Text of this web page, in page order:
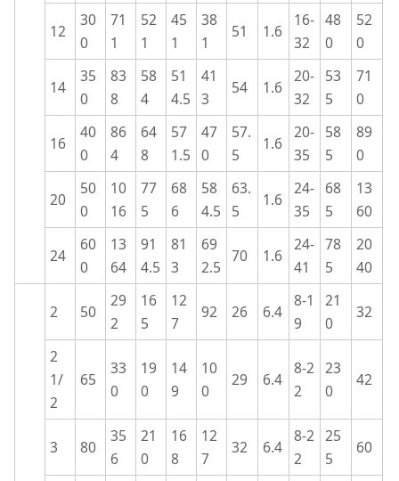
12
30
0
71
1
52
1
45
1
38
1
51 1.6
16-
32
48
0
52
0
14
35
0
83
8
58
4
51
4.5
41
3
54 1.6
20-
32
53
5
71
0
16
40
0
86
4
64
8
57
1.5
47
0
57.
5
1.6
20-
35
58
5
89
0
20
50
0
10
16
77
5
68
6
58
4.5
63.
5
1.6
24-
35
68
5
13
60
24
60
0
13
64
91
4.5
81
3
69
2.5
70 1.6
24-
41
78
5
20
40
2 50
29
2
16
5
12
7
92 26 6.4
8-1
9
21
0
32
2
1/
2
65
33
0
19
0
14
9
10
0
29 6.4
8-2
2
23
0
42
3 80
35
6
21
0
16
8
12
7
32 6.4
8-2
2
25
5
60